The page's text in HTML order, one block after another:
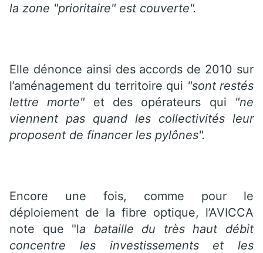
la zone "prioritaire" est couverte".
Elle dénonce ainsi des accords de 2010 sur
l’aménagement du territoire qui "sont restés
lettre morte" et des opérateurs qui "ne
viennent pas quand les collectivités leur
proposent de financer les pylônes".
Encore une fois, comme pour le
déploiement de la fibre optique, l’AVICCA
note que "la bataille du très haut débit
concentre les investissements et les